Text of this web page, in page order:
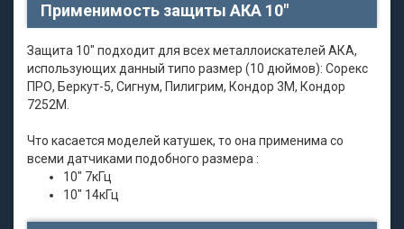
Применимость защиты АКА 10"
Защита 10" подходит для всех металлоискателей АКА,
использующих данный типо размер (10 дюймов): Сорекс
ПРО, Беркут-5, Сигнум, Пилигрим, Кондор 3М, Кондор
7252М.
Что касается моделей катушек, то она применима со
всеми датчиками подобного размера :
10" 7кГц
10" 14кГц